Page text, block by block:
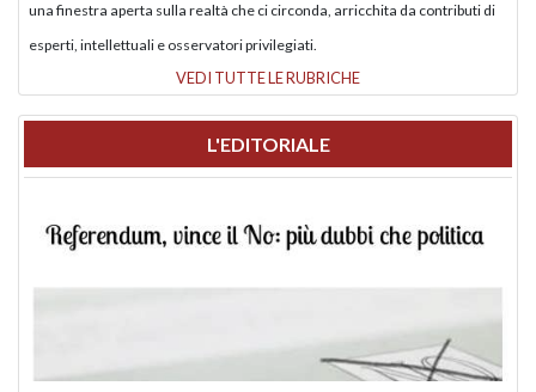
una finestra aperta sulla realtà che ci circonda, arricchita da contributi di
esperti, intellettuali e osservatori privilegiati.
VEDI TUTTE LE RUBRICHE
L'EDITORIALE